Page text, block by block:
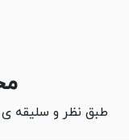
طبق نظر و سلیقه ی